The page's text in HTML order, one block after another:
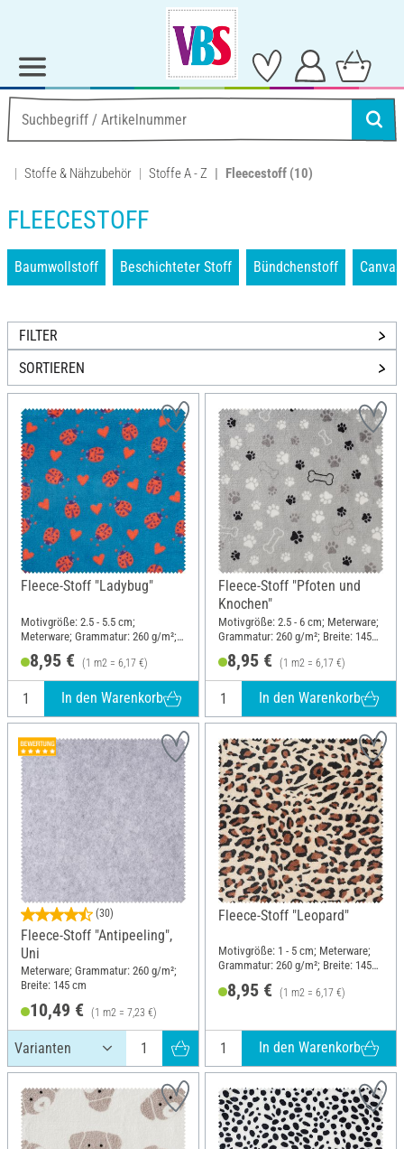
Stoffe & Nähzubehör Stoffe A - Z Fleecestoff (10)
FLEECESTOFF
Baumwollstoff Beschichteter Stoff Bündchenstoff
FILTER
SORTIEREN
Fleece-Stoff "Ladybug"
Motivgröße: 2.5 - 5.5 cm;
Meterware; Grammatur: 260 g/m²;
8,95 € (1 m2 = 6,17 €)
In den Warenkorb
Fleece-Stoff "Pfoten und
Knochen"
Motivgröße: 2.5 - 6 cm; Meterware;
Grammatur: 260 g/m²; Breite: 145
8,95 € (1 m2 = 6,17 €)
In den Warenkorb
(30)
Fleece-Stoff "Antipeeling",
Uni
Meterware; Grammatur: 260 g/m²;
Breite: 145 cm
10,49 € (1 m2 = 7,23 €)
Fleece-Stoff "Leopard"
Motivgröße: 1 - 5 cm; Meterware;
Grammatur: 260 g/m²; Breite: 145
8,95 € (1 m2 = 6,17 €)
In den Warenkorb